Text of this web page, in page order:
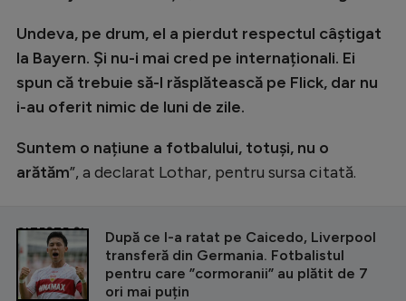
Undeva, pe drum, el a pierdut respectul câștigat
la Bayern. Și nu-i mai cred pe internaționali. Ei
spun că trebuie să-l răsplătească pe Flick, dar nu
i-au oferit nimic de luni de zile.
Suntem o națiune a fotbalului, totuși, nu o
arătăm”, a declarat Lothar, pentru sursa citată.
CITEȘTE ȘI
După ce l-a ratat pe Caicedo, Liverpool
transferă din Germania. Fotbalistul
pentru care ”cormoranii” au plătit de 7
ori mai puțin